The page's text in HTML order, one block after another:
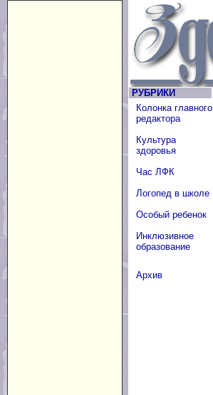
РУБРИКИ
Колонка главного
редактора
Культура
здоровья
Час ЛФК
Логопед в школе
Особый ребенок
Инклюзивное
образование
Архив